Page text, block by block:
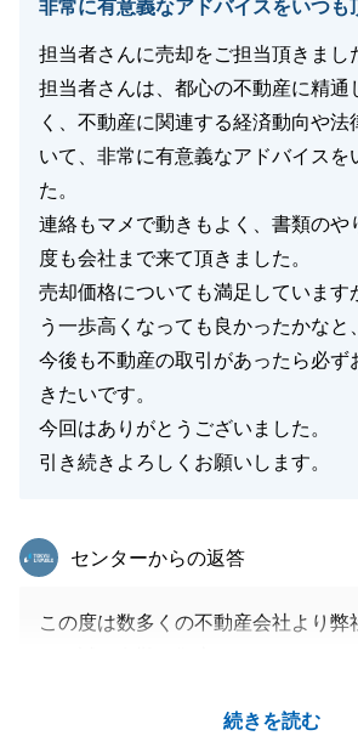
しく思っております。
また、当社に対しての厳しいご意見
たが、私どもに対しての期待と受け
営業担当者としても個人スキルのさ
ろん、ライバル会社に負けないよう
っていけるように努力してまいりま
今後も不動産に関するご相談があれ
談ください。
ご要望、ご期待にお応えできるよう
いたします。
今後も東急リバブルを御贔屓にして
です。
非常に有意義なアドバイスをいつも
担当者さんに売却をご担当頂きまし
担当者さんは、都心の不動産に精通
く、不動産に関連する経済動向や法
いて、非常に有意義なアドバイスを
た。
連絡もマメで動きもよく、書類のや
度も会社まで来て頂きました。
売却価格についても満足しています
う一歩高くなっても良かったかなと
今後も不動産の取引があったら必ず
きたいです。
今回はありがとうございました。
引き続きよろしくお願いします。
続きを読む
東急リバブル
センターからの返答
この度は数多くの不動産会社より弊
売却価格につきましては過去の成約